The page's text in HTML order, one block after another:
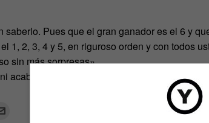
Pues que el gran ganador es el 6 y
1, 2, 3, 4 y 5, en riguroso orden y con todos
sin más sorpresas».
acabará con la malaria, pero sí despeja una